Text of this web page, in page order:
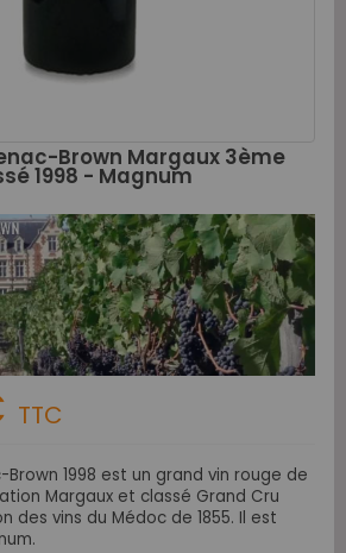
Brown Margaux 3ème
1998 - Magnum
TTC
1998 est un grand vin rouge de
Margaux et classé Grand Cru
des vins du Médoc de 1855. Il est